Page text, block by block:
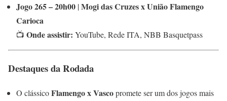
Jogo 265 – 20h00 |Mogi das Cruzes x União Flamengo
Carioca
📺 Onde assistir: YouTube, Rede ITA, NBB Basquetpass
Destaques da Rodada
O clássicoFlamengo x Vascopromete ser um dos jogos mais